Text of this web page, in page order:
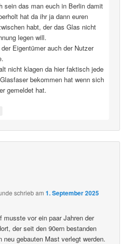
sein das man euch in Berlin damit
hat da ihr ja dann euren
habt, der das Glas nicht
legen will.
Eigentümer auch der Nutzer
nicht klagen da hier faktisch jede
bekommen hat wenn sich
gemeldet hat.
schriebam1. September 2025
musste vor ein paar Jahren der
der seit den 90ern bestanden
neu gebauten Mast verlegt werden.